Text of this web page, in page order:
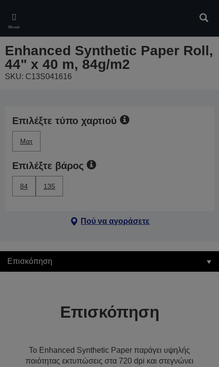
main
content
Μενού
Enhanced Synthetic Paper Roll,
44" x 40 m, 84g/m2
SKU: C13S041616
Επιλέξτε τύπο χαρτιού
Ματ
Επιλέξτε βάρος
84 135
Πού να αγοράσετε
Επισκόπηση
Επισκόπηση
Το Enhanced Synthetic Paper παράγει υψηλής
ποιότητας εκτυπώσεις στα 720 dpi και στεγνώνει